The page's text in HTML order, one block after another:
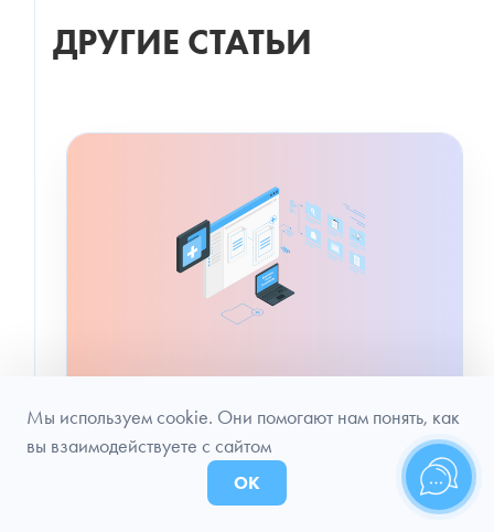
ДРУГИЕ СТАТЬИ
Автоматизация формирования
командировочных документов в
Портбилет TMC
Мария Дулатова
20 марта 2024
Мы используем cookie. Они помогают нам понять, как
вы взаимодействуете с сайтом
ОК